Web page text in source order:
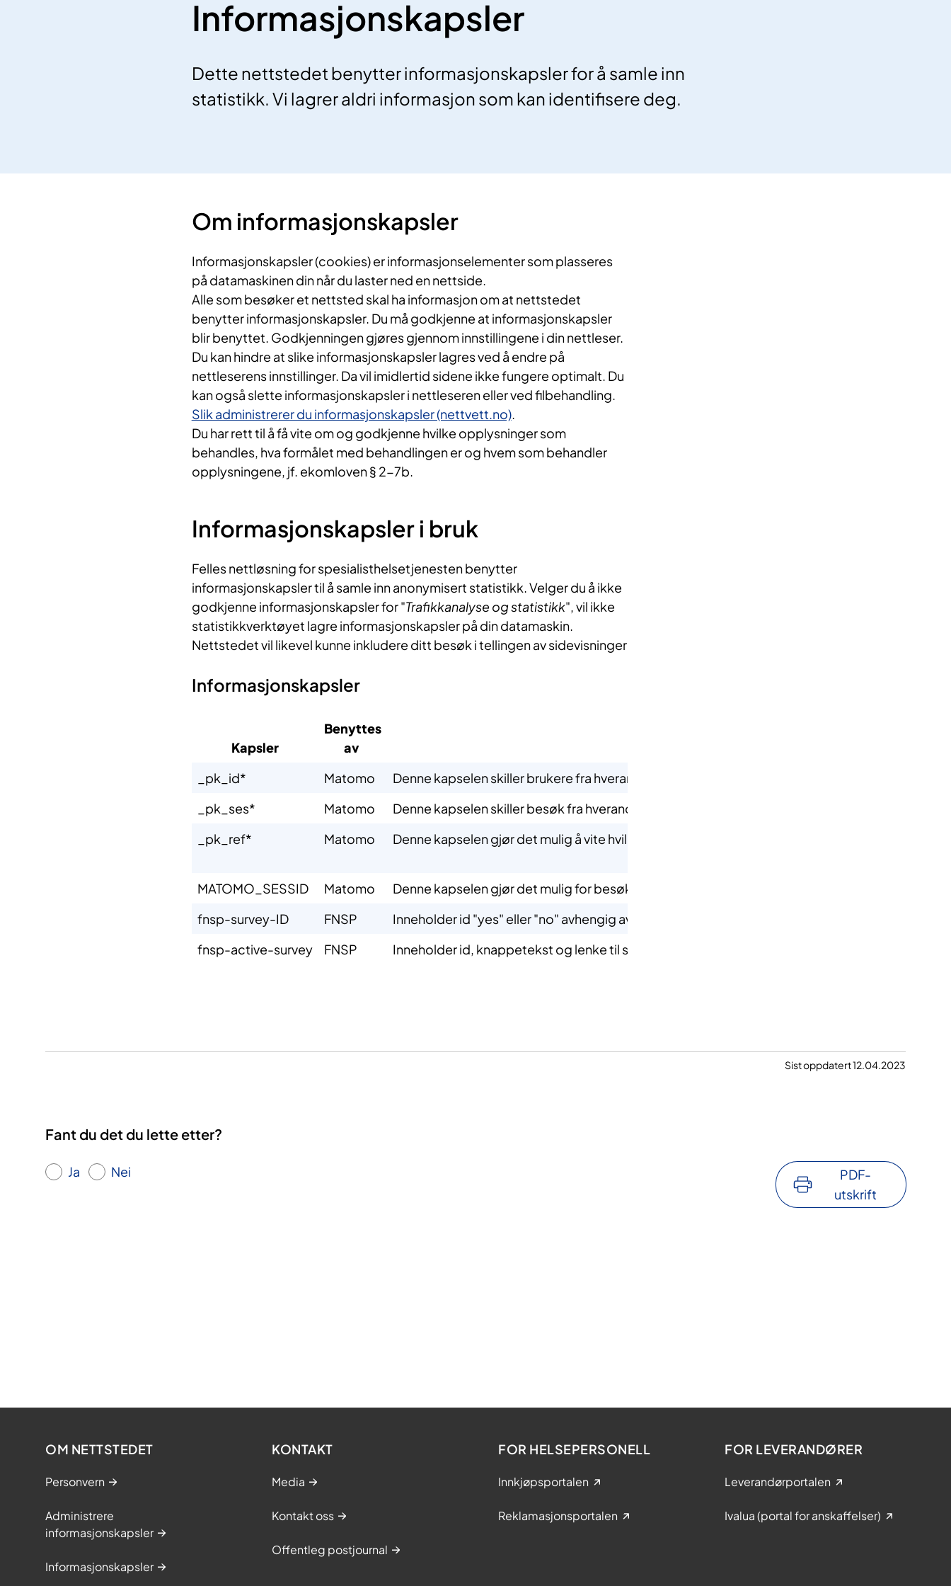
Informasjonskapsler
Dette nettstedet benytter informasjonskapsler for å samle inn
statistikk. Vi lagrer aldri informasjon som kan identifisere deg.
Om informasjonskapsler
Informasjonskapsler (cookies) er informasjonselementer som plasseres
på datamaskinen din når du laster ned en nettside.
Alle som besøker et nettsted skal ha informasjon om at nettstedet
benytter informasjonskapsler. Du må godkjenne at informasjonskapsler
blir benyttet. Godkjenningen gjøres gjennom innstillingene i din nettleser.
Du kan hindre at slike informasjonskapsler lagres ved å endre på
nettleserens innstillinger. Da vil imidlertid sidene ikke fungere optimalt. Du
kan også slette informasjonskapsler i nettleseren eller ved filbehandling.
Slik administrerer du informasjonskapsler (nettvett.no).
Du har rett til å få vite om og godkjenne hvilke opplysninger som
behandles, hva formålet med behandlingen er og hvem som behandler
opplysningene, jf. ekomloven § 2-7b.
Informasjonskapsler i bruk
Felles nettløsning for spesialisthelsetjenesten benytter
informasjonskapsler til å samle inn anonymisert statistikk. Velger du å ikke
godkjenne informasjonskapsler for "Trafikkanalyse og statistikk", vil ikke
statistikkverktøyet lagre informasjonskapsler på din datamaskin.
Nettstedet vil likevel kunne inkludere ditt besøk i tellingen av sidevisninger
Informasjonskapsler
Kapsler​
Benyttes
av ​
​_pk_id*
​Matomo
​Denne kapselen skiller brukere fra hverandre.
​_pk_ses*
​Matomo
​Denne kapselen skiller besøk fra hverandre.
​_pk_ref*
​Matomo ​Denne kapselen gjør det mulig å vite hvilken ekstern side brukeren kom ifra.
​MATOMO_SESSID ​Matomo
​Denne kapselen gjør det mulig for besøkende å unngå sporing.​
fnsp-survey-ID
FNSP
Inneholder id "yes" eller "no" avhengig av hva du svarte på invitasjonen. Levetid 365 dager.
fnsp-active-survey
FNSP Inneholder id, knappetekst og lenke til spørreundersøkelse som du har valgte å delta i. Levetid
Sist oppdatert 12.04.2023
Fant du det du lette etter?
Ja Nei
PDF-
utskrift
OM NETTSTEDET
Personvern
Administrere
informasjonskapsler
Informasjonskapsler
KONTAKT
Media
Kontakt oss
Offentleg postjournal
FOR HELSEPERSONELL
Innkjøpsportalen
Reklamasjonsportalen
FOR LEVERANDØRER
Leverandørportalen
Ivalua (portal for anskaffelser)